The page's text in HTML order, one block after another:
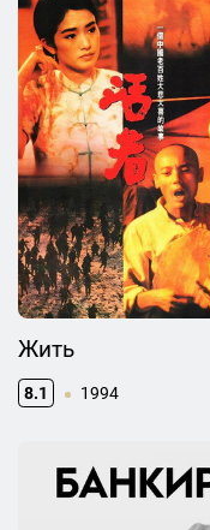
Жить
8.1 1994